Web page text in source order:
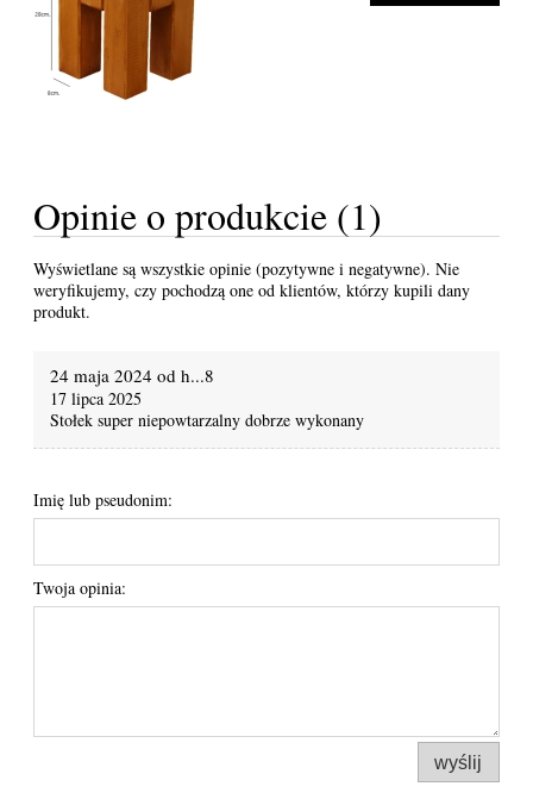
Opinie o produkcie (1)
Wyświetlane są wszystkie opinie (pozytywne i negatywne). Nie
weryfikujemy, czy pochodzą one od klientów, którzy kupili dany
produkt.
24 maja 2024 od h...8
17 lipca 2025
Stołek super niepowtarzalny dobrze wykonany
Imię lub pseudonim:
Twoja opinia:
wyślij